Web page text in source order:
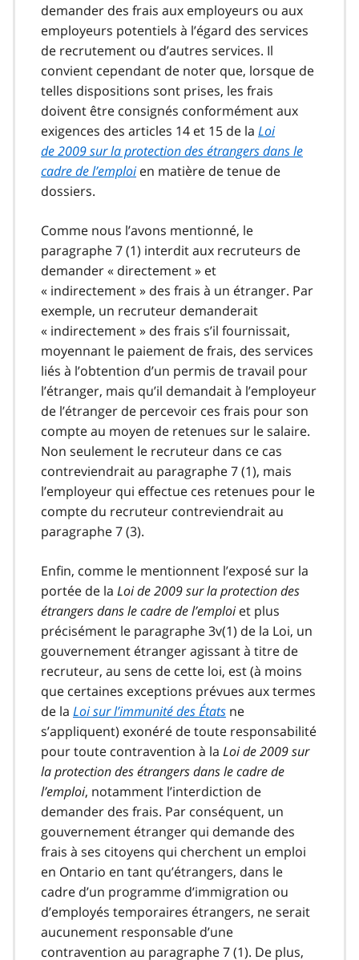
demander des frais aux employeurs ou aux
employeurs potentiels à l’égard des services
de recrutement ou d’autres services. Il
convient cependant de noter que, lorsque de
telles dispositions sont prises, les frais
doivent être consignés conformément aux
exigences des articles 14 et 15 de la Loi
de 2009 sur la protection des étrangers dans le
cadre de l’emploien matière de tenue de
dossiers.
Comme nous l’avons mentionné, le
paragraphe 7 (1) interdit aux recruteurs de
demander « directement » et
« indirectement » des frais à un étranger. Par
exemple, un recruteur demanderait
« indirectement » des frais s’il fournissait,
moyennant le paiement de frais, des services
liés à l’obtention d’un permis de travail pour
l’étranger, mais qu’il demandait à l’employeur
de l’étranger de percevoir ces frais pour son
compte au moyen de retenues sur le salaire.
Non seulement le recruteur dans ce cas
contreviendrait au paragraphe 7 (1), mais
l’employeur qui effectue ces retenues pour le
compte du recruteur contreviendrait au
paragraphe 7 (3).
Enfin, comme le mentionnent l’exposé sur la
portée de la Loi de 2009 sur la protection des
étrangers dans le cadre de l’emploiet plus
précisément le paragraphe 3v(1) de la Loi, un
gouvernement étranger agissant à titre de
recruteur, au sens de cette loi, est (à moins
que certaines exceptions prévues aux termes
de la Loi sur l’immunité des États ne
s’appliquent) exonéré de toute responsabilité
pour toute contravention à la Loi de 2009 sur
la protection des étrangers dans le cadre de
l’emploi, notamment l’interdiction de
demander des frais. Par conséquent, un
gouvernement étranger qui demande des
frais à ses citoyens qui cherchent un emploi
en Ontario en tant qu’étrangers, dans le
cadre d’un programme d’immigration ou
d’employés temporaires étrangers, ne serait
aucunement responsable d’une
contravention au paragraphe 7 (1). De plus,